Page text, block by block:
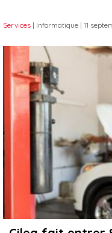
Services | Informatique | 11